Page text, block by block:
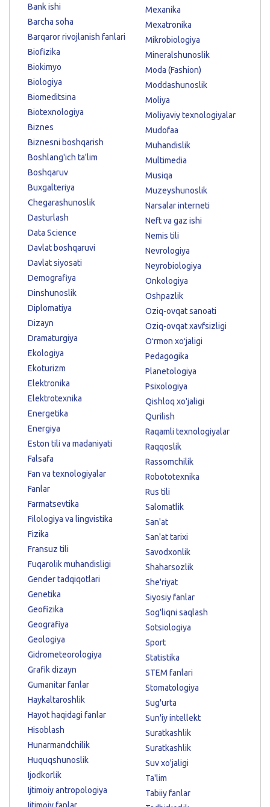
Bank ishi
Barcha soha
Barqaror rivojlanish fanlari
Biofizika
Biokimyo
Biologiya
Biomeditsina
Biotexnologiya
Biznes
Biznesni boshqarish
Boshlang'ich ta'lim
Boshqaruv
Buxgalteriya
Chegarashunoslik
Dasturlash
Data Science
Davlat boshqaruvi
Davlat siyosati
Demografiya
Dinshunoslik
Diplomatiya
Dizayn
Dramaturgiya
Ekologiya
Ekoturizm
Elektronika
Elektrotexnika
Energetika
Energiya
Eston tili va madaniyati
Falsafa
Fan va texnologiyalar
Fanlar
Farmatsevtika
Filologiya va lingvistika
Fizika
Fransuz tili
Fuqarolik muhandisligi
Gender tadqiqotlari
Genetika
Geofizika
Geografiya
Geologiya
Gidrometeorologiya
Grafik dizayn
Gumanitar fanlar
Haykaltaroshlik
Hayot haqidagi fanlar
Hisoblash
Hunarmandchilik
Huquqshunoslik
Ijodkorlik
Ijtimoiy antropologiya
Mexanika
Mexatronika
Mikrobiologiya
Mineralshunoslik
Moda (Fashion)
Moddashunoslik
Moliya
Moliyaviy texnologiyalar
Mudofaa
Muhandislik
Multimedia
Musiqa
Muzeyshunoslik
Narsalar interneti
Neft va gaz ishi
Nemis tili
Nevrologiya
Neyrobiologiya
Onkologiya
Oshpazlik
Oziq-ovqat sanoati
Oziq-ovqat xavfsizligi
Oʻrmon xoʻjaligi
Pedagogika
Planetologiya
Psixologiya
Qishloq xo'jaligi
Qurilish
Raqamli texnologiyalar
Raqqoslik
Rassomchilik
Robototexnika
Rus tili
Salomatlik
San'at
San'at tarixi
Savodxonlik
Shaharsozlik
She'riyat
Siyosiy fanlar
Sog'liqni saqlash
Sotsiologiya
Sport
Statistika
STEM fanlari
Stomatologiya
Sug'urta
Sun'iy intellekt
Suratkashlik
Suratkashlik
Suv xo'jaligi
Ta'lim
Tabiiy fanlar